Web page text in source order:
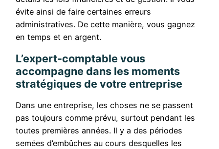
évite ainsi de faire certaines erreurs
administratives. De cette manière, vous gagnez
en temps et en argent.
L’expert-comptable vous
accompagne dans les moments
stratégiques de votre entreprise
Dans une entreprise, les choses ne se passent
pas toujours comme prévu, surtout pendant les
toutes premières années. Il y a des périodes
semées d’embûches au cours desquelles les